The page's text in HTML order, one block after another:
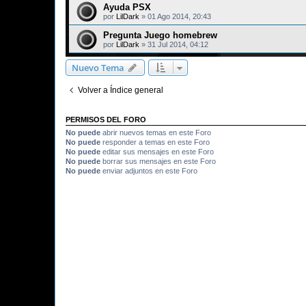
Ayuda PSX
por LilDark » 01 Ago 2014, 20:43
Pregunta Juego homebrew
por LilDark » 31 Jul 2014, 04:12
Nuevo Tema
Volver a Índice general
PERMISOS DEL FORO
No puede abrir nuevos temas en este Foro
No puede responder a temas en este Foro
No puede editar sus mensajes en este Foro
No puede borrar sus mensajes en este Foro
No puede enviar adjuntos en este Foro